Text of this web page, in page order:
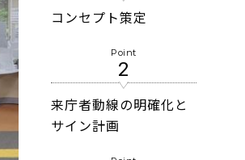
コンセプト策定
Point
2
来庁者動線の明確化と
サイン計画